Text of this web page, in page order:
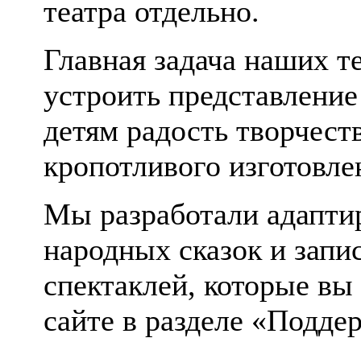
театра отдельно.
Главная задача наших
устроить
детям радость
кропотливого
Мы разработали
народных сказок и
спектаклей, которые
сайте в разделе